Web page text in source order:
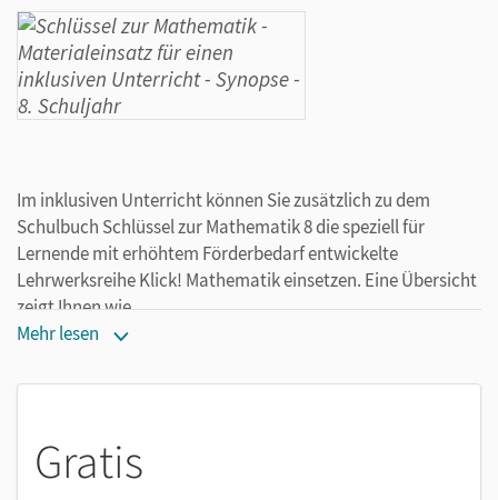
Im inklusiven Unterricht können Sie zusätzlich zu dem
Schulbuch Schlüssel zur Mathematik 8 die speziell für
Lernende mit erhöhtem Förderbedarf entwickelte
Lehrwerksreihe Klick! Mathematik einsetzen. Eine Übersicht
zeigt Ihnen wie.
Mehr lesen
Gratis